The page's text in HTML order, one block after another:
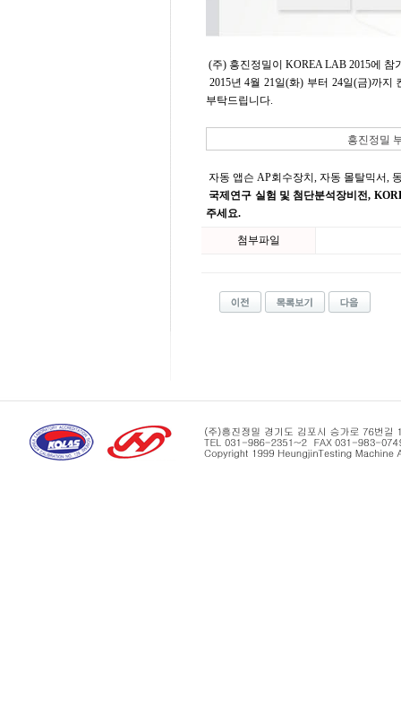
(주) 흥진정밀이 KOREA LAB 2015에 참
2015년 4월 21일(화) 부터 24일(금)까
부탁드립니다.
흥진정밀
자동 앱슨 AP회수장치, 자동 몰탈믹서,
국제연구 실험 및 첨단분석장비전,
주세요.
첨부파일